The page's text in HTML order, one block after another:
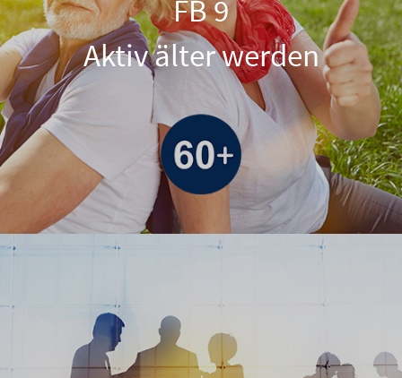
FB 9
Aktiv älter werden